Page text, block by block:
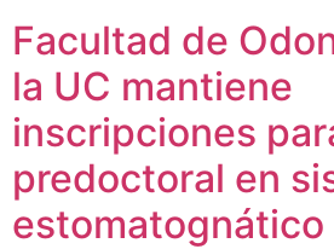
Facultad de
la UC mantiene
inscripciones
predoctoral en
estomatognático